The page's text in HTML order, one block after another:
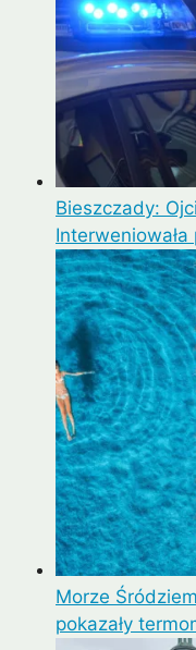
Bieszczady:
Interweniowała
Morze
pokazały